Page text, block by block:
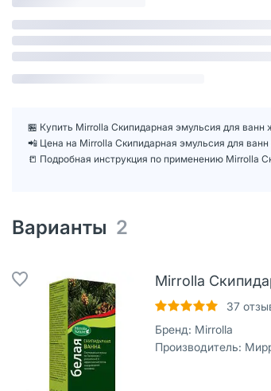
🏪 Купить Mirrolla Скипидарная эмульсия для
📲 Цена на Mirrolla Скипидарная эмульсия для
📒 Подробная инструкция по применению Mirrolla
Варианты 2
Mirrolla
37
Бренд: Mirrolla
Производитель: